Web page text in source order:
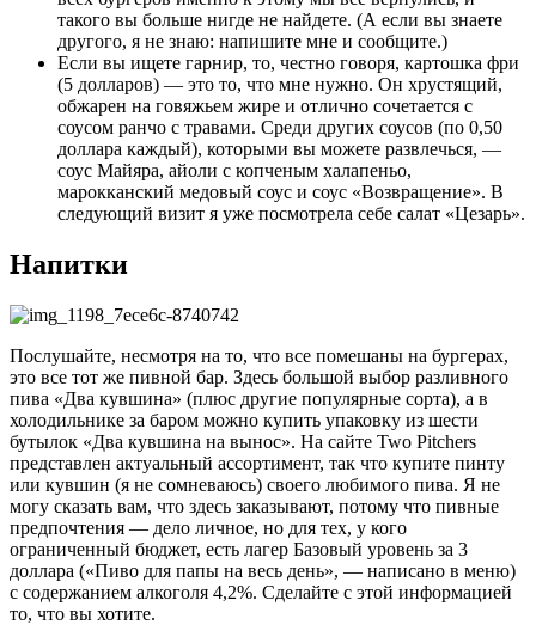
такого вы больше нигде не найдете. (А если вы знаете
другого, я не знаю: напишите мне и сообщите.)
Если вы ищете гарнир, то, честно говоря, картошка фри
(5 долларов) — это то, что мне нужно. Он хрустящий,
обжарен на говяжьем жире и отлично сочетается с
соусом ранчо с травами. Среди других соусов (по 0,50
доллара каждый), которыми вы можете развлечься, —
соус Майяра, айоли с копченым халапеньо,
марокканский медовый соус и соус «Возвращение». В
следующий визит я уже посмотрела себе салат «Цезарь».
Напитки
Послушайте, несмотря на то, что все помешаны на бургерах,
это все тот же пивной бар. Здесь большой выбор разливного
пива «Два кувшина» (плюс другие популярные сорта), а в
холодильнике за баром можно купить упаковку из шести
бутылок «Два кувшина на вынос». На сайте Two Pitchers
представлен актуальный ассортимент, так что купите пинту
или кувшин (я не сомневаюсь) своего любимого пива. Я не
могу сказать вам, что здесь заказывают, потому что пивные
предпочтения — дело личное, но для тех, у кого
ограниченный бюджет, есть лагер Базовый уровень за 3
доллара («Пиво для папы на весь день», — написано в меню)
с содержанием алкоголя 4,2%. Сделайте с этой информацией
то, что вы хотите.